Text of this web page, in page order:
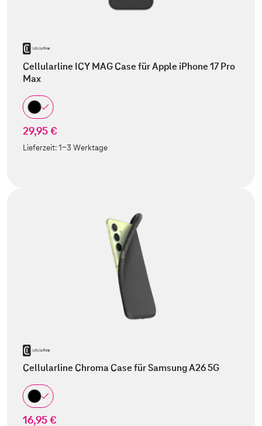
Cellularline ICY MAG Case für Apple iPhone 17 Pro
Max
29,95 €
Lieferzeit:1-3 Werktage
Cellularline Chroma Case für Samsung A26 5G
16,95 €